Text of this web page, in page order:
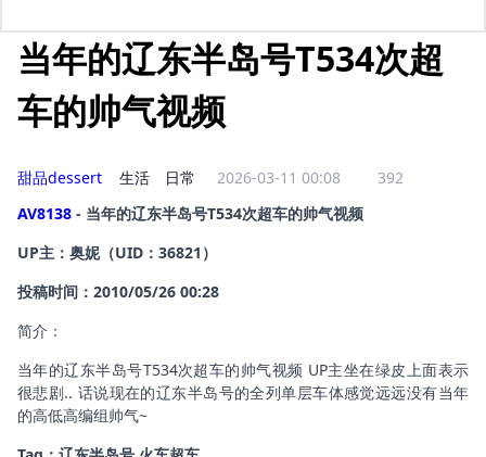
当年的辽东半岛号T534次超
车的帅气视频
甜品dessert 生活 日常 2026-03-11 00:08
392
AV8138 - 当年的辽东半岛号T534次超车的帅气视频
UP主：奥妮（UID：36821）
投稿时间：2010/05/26 00:28
简介：
当年的辽东半岛号T534次超车的帅气视频 UP主坐在绿皮上面表示
很悲剧.. 话说现在的辽东半岛号的全列单层车体感觉远远没有当年
的高低高编组帅气~